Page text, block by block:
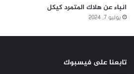
انباء عن هلاك المتمرد كيكل
يوليو 7, 2024
تابعنا على فيسبوك